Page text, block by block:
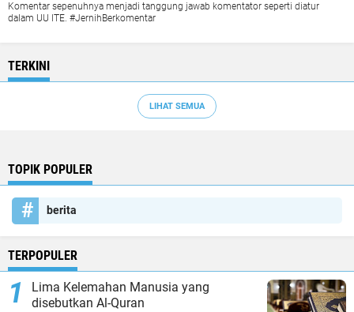
Komentar sepenuhnya menjadi tanggung jawab komentator seperti diatur
dalam UU ITE. #JernihBerkomentar
TERKINI
LIHAT SEMUA
TOPIK POPULER
berita
TERPOPULER
Lima Kelemahan Manusia yang
disebutkan Al-Quran